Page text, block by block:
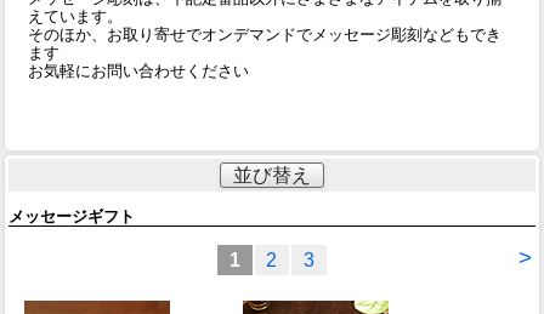
えています。
そのほか、お取り寄せでオンデマンドでメッセージ彫刻などもでき
ます
お気軽にお問い合わせください
並び替え
メッセージギフト
>
1 2 3